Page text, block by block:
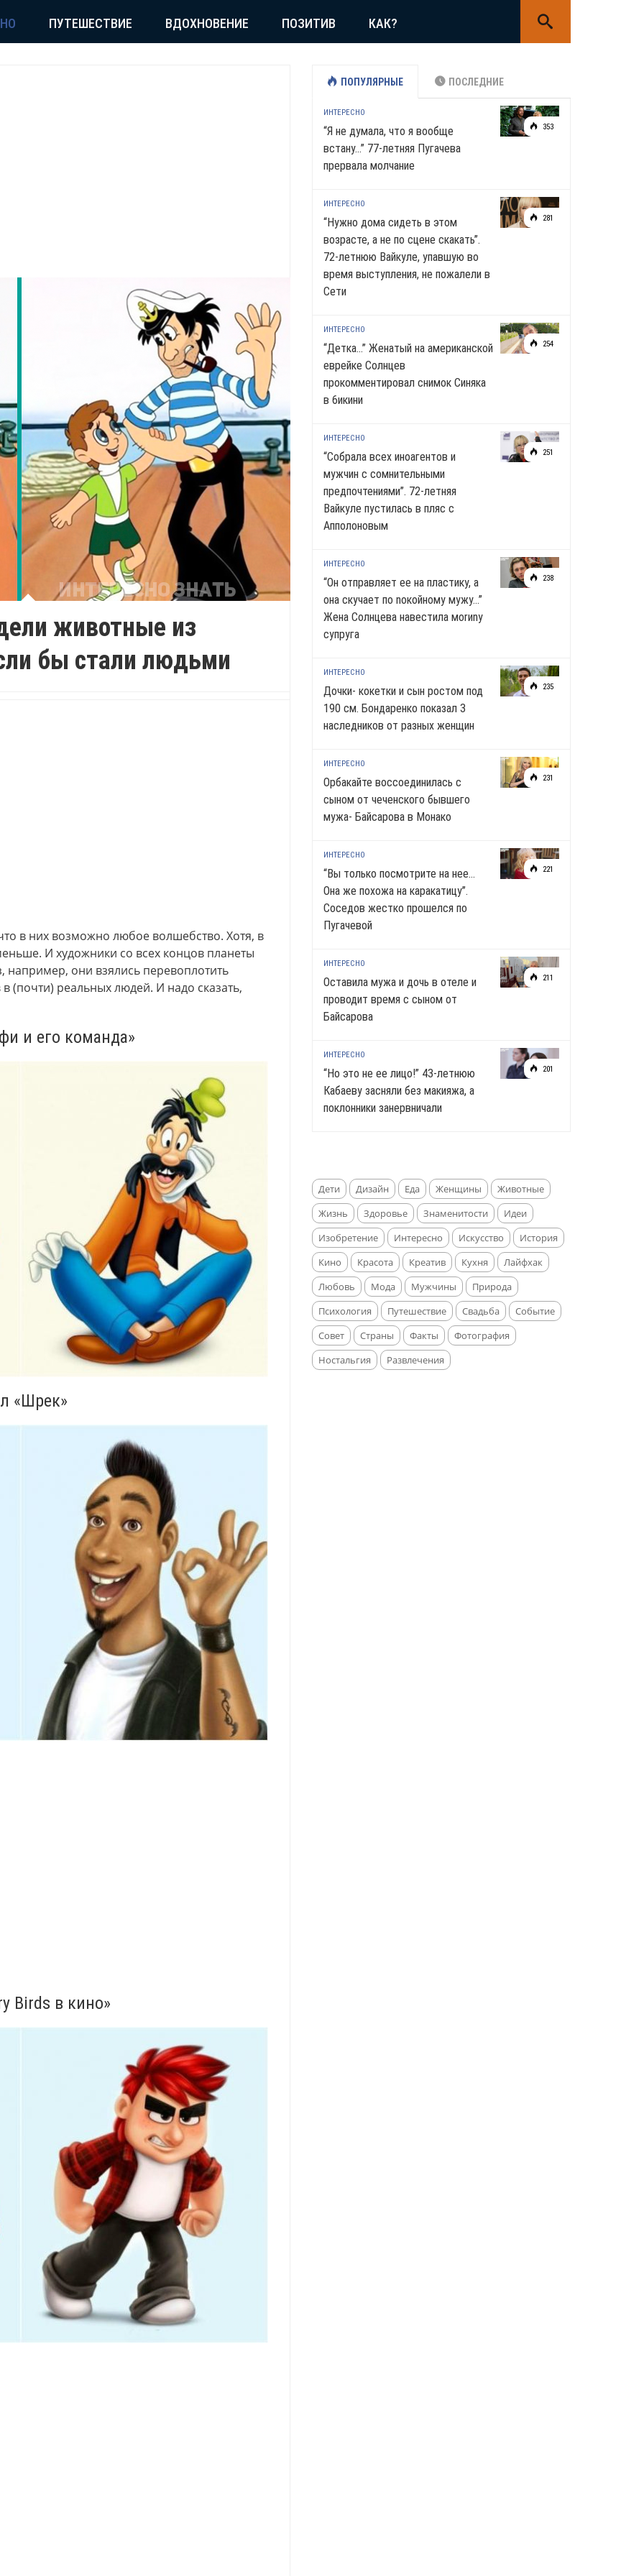
ПУТЕШЕСТВИЕ ВДОХНОВЕНИЕ ПОЗИТИВ КАК?
животные из
бы стали людьми
в них возможно любое волшебство. Хотя, в
И художники со всех концов планеты
например, они взялись перевоплотить
реальных людей. И надо сказать,
и его команда»
«Шрек»
Birds в кино»
ПОПУЛЯРНЫЕ ПОСЛЕДНИЕ
353
ИНТЕРЕСНО
“Я не думала, что я вообще
встану…” 77-летняя Пугачева
прервала молчание
281
ИНТЕРЕСНО
“Нужно дома сидеть в этом
возрасте, а не по сцене скакать”.
72-летнюю Вайкуле, упавшую во
время выступления, не пожалели в
Сети
254
ИНТЕРЕСНО
“Детка…” Женатый на американской
еврейке Солнцев
прокомментировал снимок Синяка
в 6икини
251
ИНТЕРЕСНО
“Собрала всех иноагентов и
мужчин с сомнительными
предпочтениями”. 72-летняя
Вайкуле пустилась в пляс с
Апполоновым
238
ИНТЕРЕСНО
“Он отправляет ее на пластику, а
она скучает по noкoйномy мужу…”
Жена Солнцева навестила моrиnу
супруга
235
ИНТЕРЕСНО
Дочки- кокетки и сын ростом под
190 см. Бондаренко показал 3
наследников от разных женщин
231
ИНТЕРЕСНО
Орбакайте воссоединилась с
сыном от чеченского бывшего
мужа- Байсарова в Монако
221
ИНТЕРЕСНО
“Вы только посмотрите на нее…
Она же похожа на каракатицу”.
Соседов жестко прошелся по
Пугачевой
211
ИНТЕРЕСНО
Оставила мужа и дочь в отеле и
проводит время с сыном от
Байсарова
201
ИНТЕРЕСНО
“Но это не ее лицо!” 43-летнюю
Кабаеву засняли без макияжа, а
поклонники занервничали
Дети Дизайн Еда Женщины
Животные
Жизнь
Здоровье Знаменитости
Идеи
Изобретение
Интересно Искусство
История
Кино
Красота Креатив Кухня
Лайфхак
Любовь
Мода Мужчины
Природа
Психология
Путешествие Свадьба
Событие
Совет
Страны Факты
Фотография
Ностальгия
Развлечения